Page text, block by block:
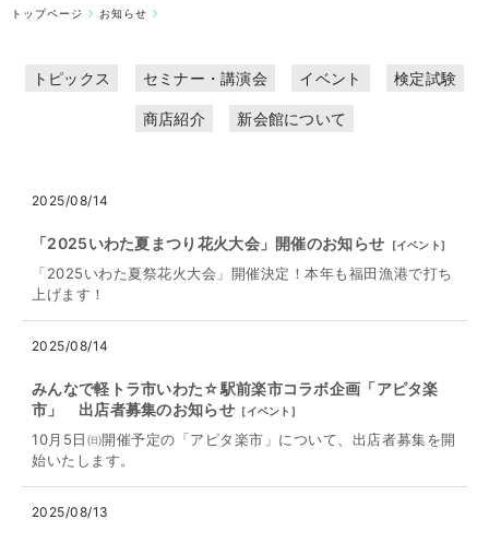
トップページ お知らせ
トピックス セミナー・講演会 イベント 検定試験
商店紹介 新会館について
2025/08/14
「2025いわた夏まつり花火大会」開催のお知らせ [イベント]
「2025いわた夏祭花火大会」開催決定！本年も福田漁港で打ち
上げます！
2025/08/14
みんなで軽トラ市いわた☆駅前楽市コラボ企画「アピタ楽
市」 出店者募集のお知らせ [イベント ]
10月5日㈰開催予定の「アピタ楽市」について、出店者募集を開
始いたします。
2025/08/13